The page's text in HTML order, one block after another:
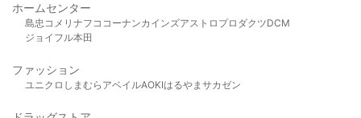
ホームセンター
島忠 コメリ ナフコ コーナンカインズアストロプロダクツDCM
ジョイフル本田
ファッション
ユニクロ しまむら アベイルAOKIはるやま サカゼン